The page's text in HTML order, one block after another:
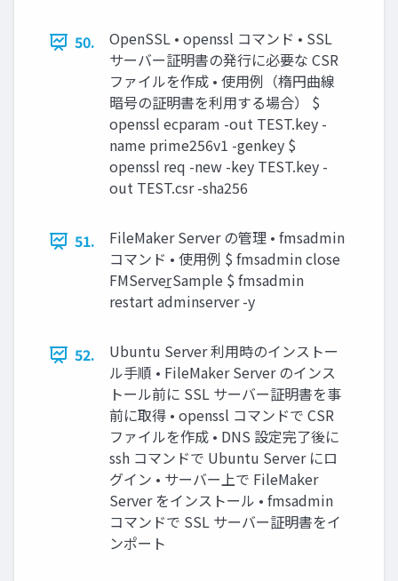
50.
OpenSSL • openssl コマンド • SSL
サーバー証明書の発行に必要な CSR
ファイルを作成 • 使用例（楕円曲線
暗号の証明書を利用する場合） $
openssl ecparam -out TEST.key -
name prime256v1 -genkey $
openssl req -new -key TEST.key -
out TEST.csr -sha256
51.
FileMaker Server の管理 • fmsadmin
コマンド • 使用例 $ fmsadmin close
FMServer̲Sample $ fmsadmin
restart adminserver -y
52.
Ubuntu Server 利用時のインストー
ル手順 • FileMaker Server のインス
トール前に SSL サーバー証明書を事
前に取得 • openssl コマンドで CSR
ファイルを作成 • DNS 設定完了後に
ssh コマンドで Ubuntu Server にロ
グイン • サーバー上で FileMaker
Server をインストール • fmsadmin
コマンドで SSL サーバー証明書をイ
ンポート